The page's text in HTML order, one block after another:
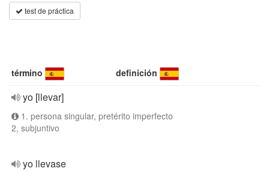
test de práctica
término definición
yo [llevar]
1. persona singular, pretérito imperfecto
2, subjuntivo
yo llevase